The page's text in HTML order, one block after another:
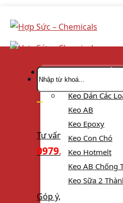
content
Tìm
kiếm:
Tư vấn bán hàng
0979.619.231
Góp ý, khiếu nại
Keo Dán Các
Keo AB
Keo Epoxy
Keo Con Chó
Keo Hotmelt
Keo AB Chống
Keo Sữa 2